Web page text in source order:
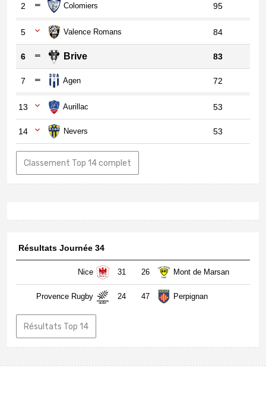
2 Colomiers 95
5 Valence Romans 84
6 Brive 83
7 Agen 72
13 Aurillac 53
14 Nevers 53
Classement Top 14 complet
Résultats Journée 34
Nice 31 26 Mont de Marsan
Provence Rugby 24 47 Perpignan
Résultats Top 14